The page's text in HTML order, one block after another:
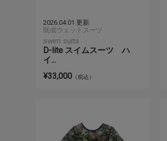
2026.04.01 更新
既成ウェットスーツ
swim suits
D-lite スイムスーツ ハ
イ...
¥33,000 （税込）